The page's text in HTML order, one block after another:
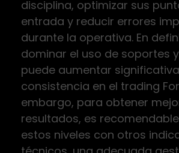
disciplina, optimizar sus
entrada y reducir errores
durante la operativa. En
dominar el uso de soportes
puede aumentar
consistencia en el trading
embargo, para obtener
resultados, es
estos niveles con otros